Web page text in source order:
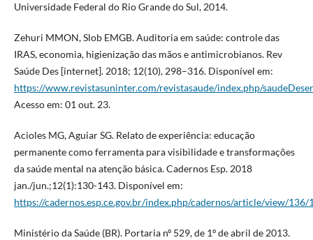
Universidade Federal do Rio Grande do Sul, 2014.
Zehuri MMON, Slob EMGB. Auditoria em saúde: controle das
IRAS, economia, higienização das mãos e antimicrobianos. Rev
Saúde Des [internet]. 2018; 12(10), 298–316. Disponível em:
https://www.revistasuninter.com/revistasaude/index.php/
Acesso em: 01 out. 23.
Acioles MG, Aguiar SG. Relato de experiência: educação
permanente como ferramenta para visibilidade e transformações
da saúde mental na atenção básica. Cadernos Esp. 2018
jan./jun.;12(1):130-143. Disponível em:
https://cadernos.esp.ce.gov.br/index.php/cadernos/article/view/136/
Ministério da Saúde (BR). Portaria nº 529, de 1º de abril de 2013.